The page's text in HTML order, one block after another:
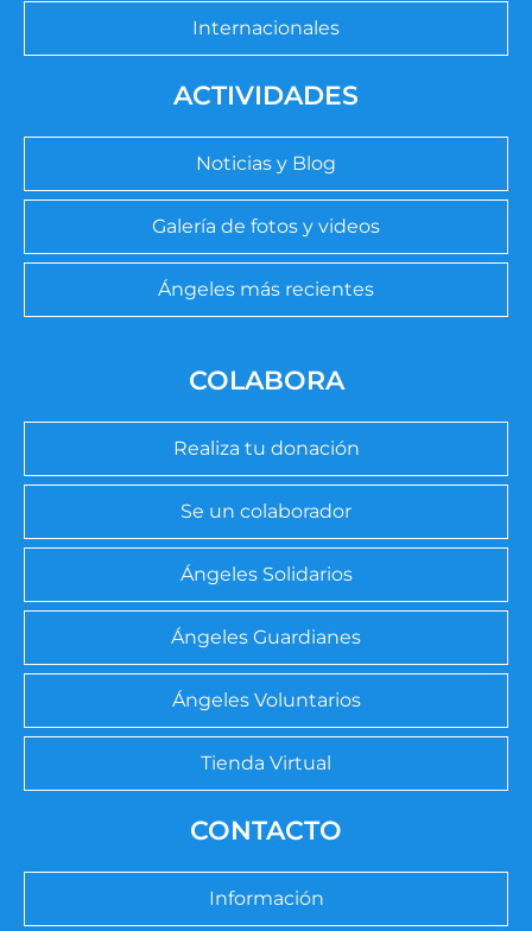
Internacionales
ACTIVIDADES
Noticias y Blog
Galería de fotos y videos
Ángeles más recientes
COLABORA
Realiza tu donación
Se un colaborador
Ángeles Solidarios
Ángeles Guardianes
Ángeles Voluntarios
Tienda Virtual
CONTACTO
Información